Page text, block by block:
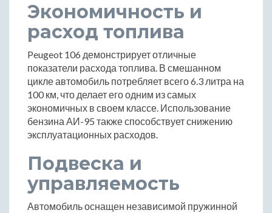
Экономичность и
расход топлива
Peugeot 106 демонстрирует отличные
показатели расхода топлива. В смешанном
цикле автомобиль потребляет всего 6.3 литра на
100 км, что делает его одним из самых
экономичных в своем классе. Использование
бензина АИ-95 также способствует снижению
эксплуатационных расходов.
Подвеска и
управляемость
Автомобиль оснащен независимой пружинной